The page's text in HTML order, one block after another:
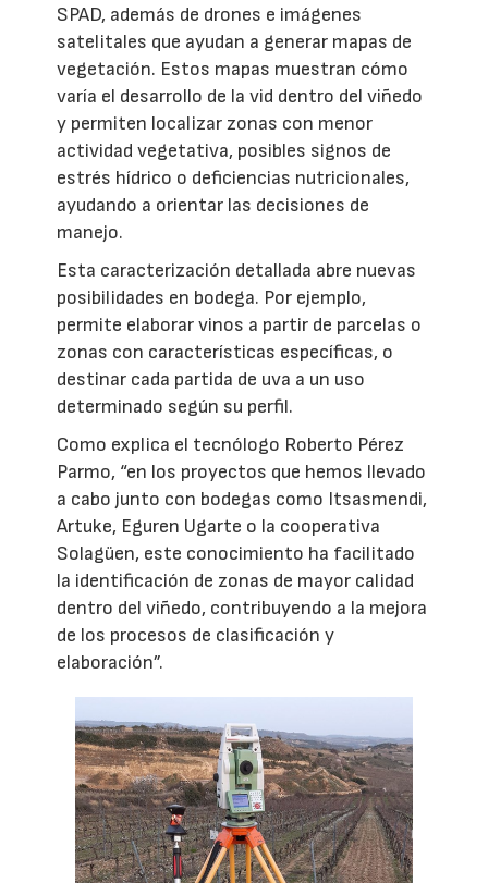
SPAD, además de drones e imágenes
satelitales que ayudan a generar mapas de
vegetación. Estos mapas muestran cómo
varía el desarrollo de la vid dentro del viñedo
y permiten localizar zonas con menor
actividad vegetativa, posibles signos de
estrés hídrico o deficiencias nutricionales,
ayudando a orientar las decisiones de
manejo.
Esta caracterización detallada abre nuevas
posibilidades en bodega. Por ejemplo,
permite elaborar vinos a partir de parcelas o
zonas con características específicas, o
destinar cada partida de uva a un uso
determinado según su perfil.
Como explica el tecnólogo Roberto Pérez
Parmo, “en los proyectos que hemos llevado
a cabo junto con bodegas como Itsasmendi,
Artuke, Eguren Ugarte o la cooperativa
Solagüen, este conocimiento ha facilitado
la identificación de zonas de mayor calidad
dentro del viñedo, contribuyendo a la mejora
de los procesos de clasificación y
elaboración”.